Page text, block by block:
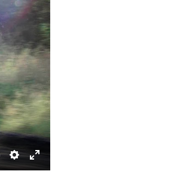
Settings
Enter